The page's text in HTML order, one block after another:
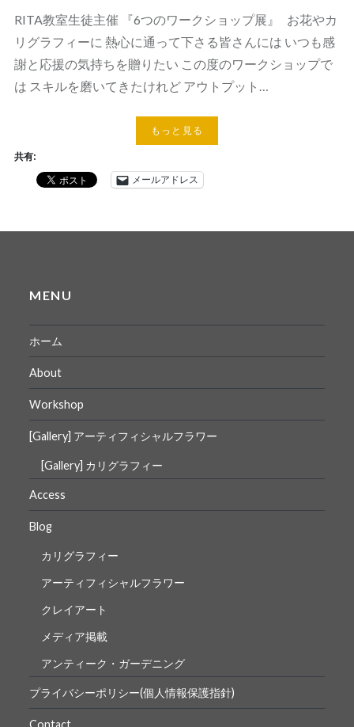
RITA教室生徒主催 『6つのワークショップ展』 お花やカ
リグラフィーに 熱心に通って下さる皆さんには いつも感
謝と応援の気持ちを贈りたい この度のワークショップで
は スキルを磨いてきたけれど アウトプット…
もっと見る
共有:
メールアドレス
MENU
ホーム
About
Workshop
[Gallery] アーティフィシャルフラワー
[Gallery] カリグラフィー
Access
Blog
カリグラフィー
アーティフィシャルフラワー
クレイアート
メディア掲載
アンティーク・ガーデニング
プライバシーポリシー(個人情報保護指針)
Contact